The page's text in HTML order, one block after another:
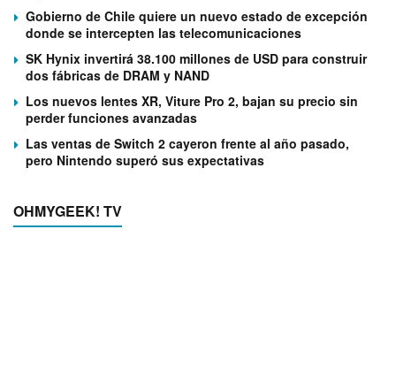
Gobierno de Chile quiere un nuevo estado de excepción
donde se intercepten las telecomunicaciones
SK Hynix invertirá 38.100 millones de USD para construir
dos fábricas de DRAM y NAND
Los nuevos lentes XR, Viture Pro 2, bajan su precio sin
perder funciones avanzadas
Las ventas de Switch 2 cayeron frente al año pasado,
pero Nintendo superó sus expectativas
OHMYGEEK! TV